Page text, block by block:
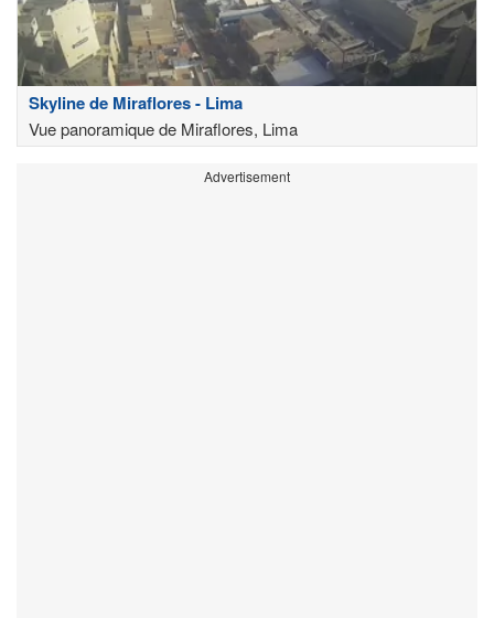
Skyline de Miraflores - Lima
Vue panoramique de Miraflores, Lima
Advertisement